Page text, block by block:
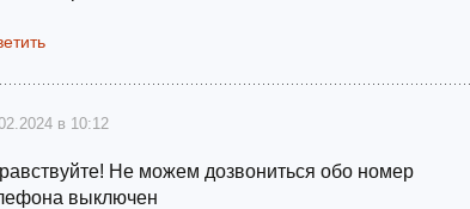
в 10:12
Не можем дозвониться обо номер
выключен